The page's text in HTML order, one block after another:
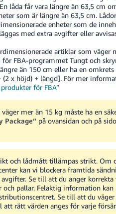
låda får vara längre än 63,5 cm
som är längre än 63,5 cm.
enheter som de
med extra avgifter eller
artiklar som väger
FBA-programmet Tungt och
än 150 cm eller ha en
(2 x höjd) + längd]. För mer
för FBA”
mer än 15 kg måste ha en
Package”på ovansidan och på
och lådmått tillämpas strikt. Om
kan vi blockera framtida
Se till att du anger korrekta
pallar. Felaktig information
Se till att du
rätt värden anges för varje